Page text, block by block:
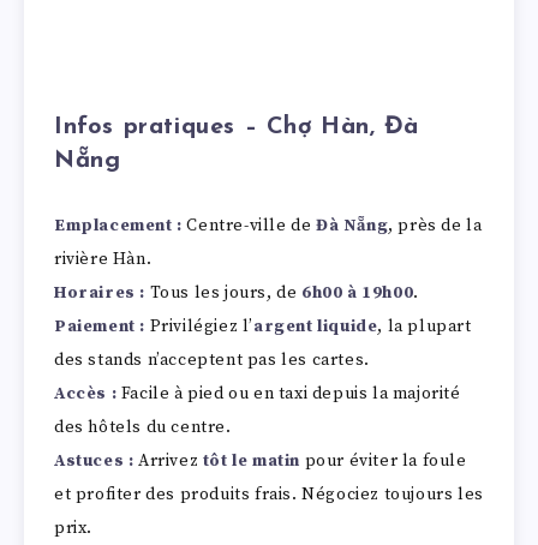
Infos pratiques – Chợ Hàn, Đà
Nẵng
Emplacement : Centre-ville deĐà Nẵng, près de la
rivière Hàn.
Horaires : Tous les jours, de 6h00 à 19h00.
Paiement : Privilégiez l’argent liquide, la plupart
des stands n’acceptent pas les cartes.
Accès : Facile à pied ou en taxi depuis la majorité
des hôtels du centre.
Astuces : Arrivez tôt le matin pour éviter la foule
et profiter des produits frais. Négociez toujours les
prix.